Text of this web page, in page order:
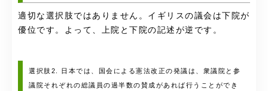
適切な選択肢ではありません。イギリスの議会は下院が
優位です。よって、上院と下院の記述が逆です。
選択肢2. 日本では、国会による憲法改正の発議は、衆議院と参
議院それぞれの総議員の過半数の賛成があれば行うことができ